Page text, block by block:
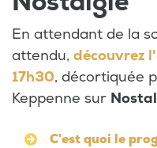
En attendant de la
attendu, découvrez
17h30, décortiquée
Keppenne sur
C'est quoi le